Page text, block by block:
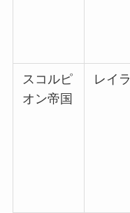
スコルピ
オン帝国
レイラ